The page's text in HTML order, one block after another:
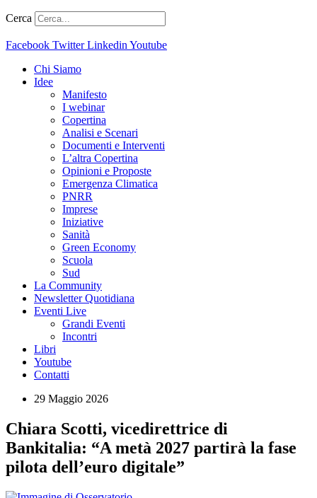
Cerca
Facebook Twitter Linkedin Youtube
Chi Siamo
Idee
Manifesto
I webinar
Copertina
Analisi e Scenari
Documenti e Interventi
L’altra Copertina
Opinioni e Proposte
Emergenza Climatica
PNRR
Imprese
Iniziative
Sanità
Green Economy
Scuola
Sud
La Community
Newsletter Quotidiana
Eventi Live
Grandi Eventi
Incontri
Libri
Youtube
Contatti
29 Maggio 2026
Chiara Scotti, vicedirettrice di
Bankitalia: “A metà 2027 partirà la fase
pilota dell’euro digitale”